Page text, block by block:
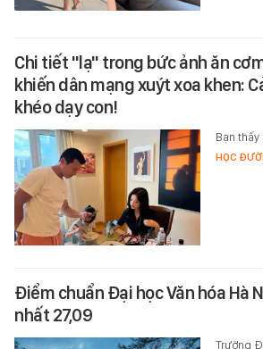
Chi tiết "lạ" trong bức ảnh ăn
khiến dân mạng xuýt xoa khen:
khéo dạy con!
Bạn
HỌC
Điểm chuẩn Đại học Văn hóa Hà
nhất 27,09
Trường